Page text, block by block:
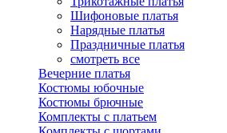
Шифоновые платья
Нарядные платья
Праздничные платья
смотреть все
Вечерние платья
Костюмы юбочные
Костюмы брючные
Комплекты с платьем